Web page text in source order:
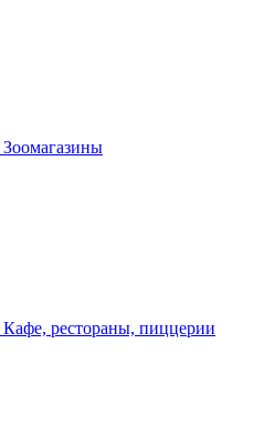
Зоомагазины
Кафе, рестораны, пиццерии